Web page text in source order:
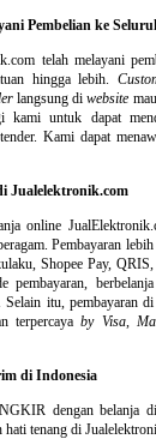
Pembelian ke
telah melayani
hingga lebih.
langsung diwebsite
kami untuk dapat
Kami dapat
Jualelektronik.com
online
Pembayaran
Shopee Pay,
pembayaran,
Selain itu, pembayaran
terpercayaby Visa,
di Indonesia
dengan belanja
tenang di